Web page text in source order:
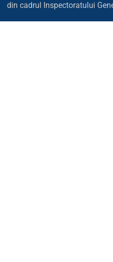
din cadrul Inspectoratului